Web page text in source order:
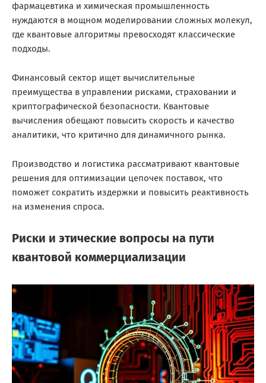
фармацевтика и химическая промышленность
нуждаются в мощном моделировании сложных молекул,
где квантовые алгоритмы превосходят классические
подходы.
Финансовый сектор ищет вычислительные
преимущества в управлении рисками, страховании и
криптографической безопасности. Квантовые
вычисления обещают повысить скорость и качество
аналитики, что критично для динамичного рынка.
Производство и логистика рассматривают квантовые
решения для оптимизации цепочек поставок, что
поможет сократить издержки и повысить реактивность
на изменения спроса.
Риски и этические вопросы на пути
квантовой коммерциализации